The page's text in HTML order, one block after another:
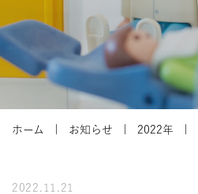
ホーム お知らせ 2022年
2022.11.21